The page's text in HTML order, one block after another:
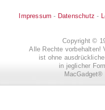
Impressum - Datenschutz -
Copyright ©
Alle Rechte vorbehalten!
ist ohne
in jeglicher
MacGadget®